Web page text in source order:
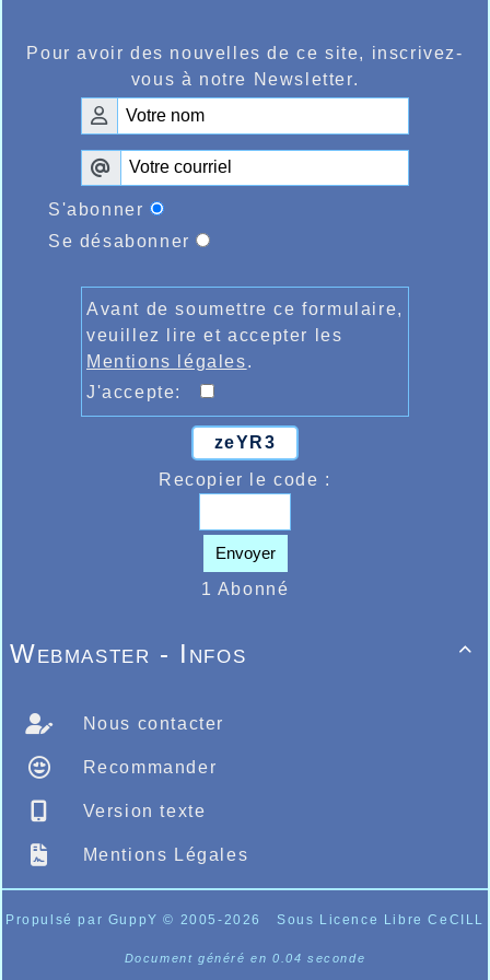
quelques uns participeront à la soirée régionale en
Pour avoir des nouvelles de ce site, inscrivez-
vous à notre Newsletter.
S'abonner
Se désabonner
Avant de soumettre ce formulaire,
veuillez lire et accepter les
Mentions légales.
J'accepte:
zeYR3
Recopier le code :
Envoyer
1 Abonné

Webmaster - Infos
Nous contacter
Recommander
Version texte
Mentions Légales
Propulsé par GuppY© 2005-2026 Sous Licence Libre CeCILL
Document généré en 0.04 seconde